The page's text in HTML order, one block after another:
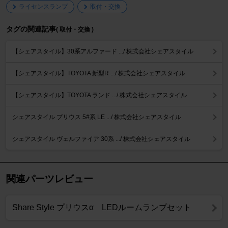
ライセンスランプ 取付・交換
タグの関連記事( 取付・交換 )
【シェアスタイル】30系アルファード .../ 株式会社シェアスタイル
【シェアスタイル】TOYOTA 新型R .../ 株式会社シェアスタイル
【シェアスタイル】TOYOTA ランド .../ 株式会社シェアスタイル
シェアスタイル プリウス 5#系 LE .../ 株式会社シェアスタイル
シェアスタイル ヴェルファイア 30系 .../ 株式会社シェアスタイル
関連パーツレビュー
Share Style プリウスα LEDルームランプセット